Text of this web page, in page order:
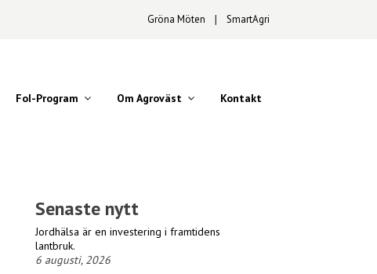
Gröna Möten ∣ SmartAgri
FoI-Program Om Agroväst Kontakt
Senaste nytt
Jordhälsa är en investering i framtidens
lantbruk.
6 augusti, 2026